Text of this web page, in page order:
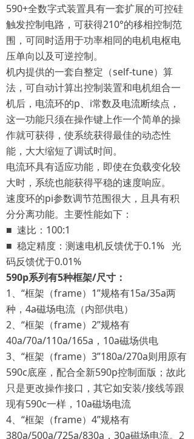
590+全数字式装置具有一套扩展的可控硅
触发控制电路，可获得210°的移相控制范
围，可同时适用于功率相同的电机电枢电
压单向以及可逆控制。
机内提供的一套自整定（self-tune）算
法，可自动计算出控制装置和电机组合一
机后，电流环的p、i常数及电流断续点，
这一功能只须在操作键上作一个简单的操
作就可获得，使系统获得最佳的动态性
能，大大缩短了调试时间。
电流环具有适应功能，即使在负载变化较
大时，系统也能获得平稳的速度响应。
速度环的pi参数调节范围很大，且具有积
分分离功能。主要性能如下：
■ 速比：100:1
■ 稳定精度：测速电机反馈优于0.1% 光
码反馈优于0.01%
590p系列有5种框架/尺寸：
1、“框架（frame）1”规格有15a/35a两
种，4a磁场电流（内部供电）
2、“框架（frame）2”规格有
40a/70a/110a/165a，10a磁场供电
3、“框架（frame）3”180a/270a则用原有
590c底座，配合全新590p控制面版；故此
只是更改操作接口，其它如安装/接线等跟
现有590c一样，10a磁场电流
4、“框架（frame）4”规格有
380a/500a/725a/830a，30a磁场电流。2